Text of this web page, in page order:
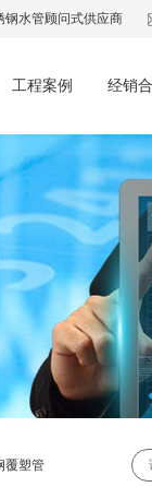
钢水管顾问式供应商
工程案例 经销
覆塑管